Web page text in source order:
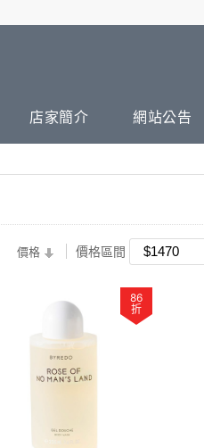
店家簡介 網站公告
價格 價格區間
86
折